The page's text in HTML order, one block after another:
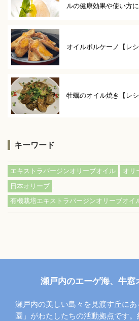
ルの健康効果や使い方
オイルボルケーノ【レシ
牡蠣のオイル焼き【レシ
キーワード
エキストラバージンオリーブオイル オリ
日本オリーブ
有機栽培エキストラバージンオリーブオ
瀬戸内のエーゲ海、牛窓
瀬戸内の美しい島々を見渡す丘に
園」がわたしたちの活動拠点です